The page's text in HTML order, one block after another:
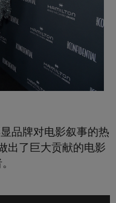
品牌对电影叙事的热
出了巨大贡献的电影